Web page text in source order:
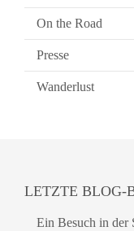
On the Road
Presse
Wanderlust
LETZTE BLOG-
Ein Besuch in der